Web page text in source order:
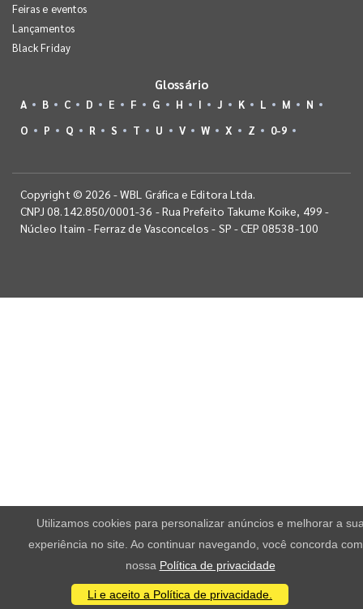
Feiras e eventos
Lançamentos
Black Friday
Glossário
A B C D E F G H I J K L M
N
O
P Q R S T U V W X Z 0-9
Copyright © 2026 - WBL Gráfica e Editora Ltda.
CNPJ 08.142.850/0001-36 - Rua Prefeito Takume Koike, 499 -
Núcleo Itaim - Ferraz de Vasconcelos - SP - CEP 08538-100
Utilizamos cookies para personalizar anúncios e melhorar a
experiência no site. Ao continuar navegando, você concorda
nossa Política de privacidade
Li e aceito a Política de privacidade.